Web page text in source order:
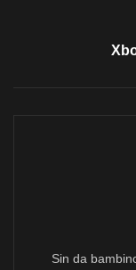
Sin da